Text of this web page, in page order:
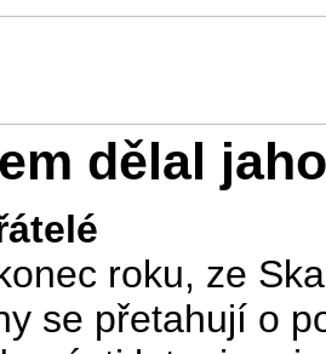
dělal
roku, ze
se přetahují o